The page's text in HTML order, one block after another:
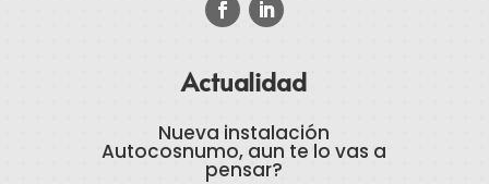
Actualidad
Nueva instalación
Autocosnumo, aun te lo vas a
pensar?